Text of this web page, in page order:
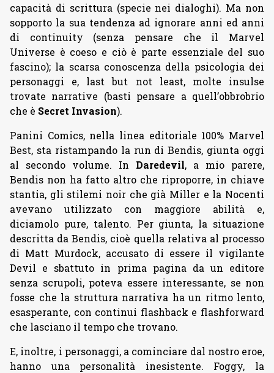
capacità di scrittura (specie nei dialoghi). Ma non
sopporto la sua tendenza ad ignorare anni ed anni
di continuity (senza pensare che il Marvel
Universe è coeso e ciò è parte essenziale del suo
fascino); la scarsa conoscenza della psicologia dei
personaggi e, last but not least, molte insulse
trovate narrative (basti pensare a quell’obbrobrio
che è Secret Invasion).
Panini Comics, nella linea editoriale 100% Marvel
Best, sta ristampando la run di Bendis, giunta oggi
al secondo volume. In Daredevil, a mio parere,
Bendis non ha fatto altro che riproporre, in chiave
stantia, gli stilemi noir che già Miller e la Nocenti
avevano utilizzato con maggiore abilità e,
diciamolo pure, talento. Per giunta, la situazione
descritta da Bendis, cioè quella relativa al processo
di Matt Murdock, accusato di essere il vigilante
Devil e sbattuto in prima pagina da un editore
senza scrupoli, poteva essere interessante, se non
fosse che la struttura narrativa ha un ritmo lento,
esasperante, con continui flashback e flashforward
che lasciano il tempo che trovano.
E, inoltre, i personaggi, a cominciare dal nostro eroe,
hanno una personalità inesistente. Foggy, la